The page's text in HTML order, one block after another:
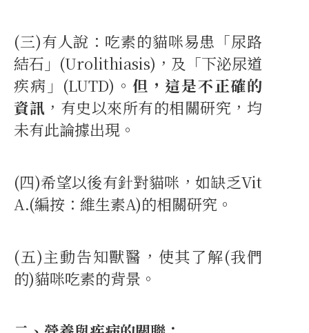
(三)有人說：吃素的貓咪易患「尿路
結石」(Urolithiasis)，及「下泌尿道
疾病」(LUTD)。 但，這是不正確的
資訊 ，有史以來所有的相關研究，均
未有此論據出現。
(四)希望以後有針對貓咪，如缺乏Vit
A.(編按：維生素A)的相關研究。
(五)主動告知獸醫，使其了解(我們
的)貓咪吃素的背景。